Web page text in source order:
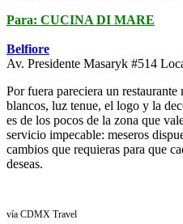
Para: CUCINA DI MARE
Belfiore
Av. Presidente Masaryk #514
Por fuera pareciera un
blancos, luz tenue, el logo y la
es de los pocos de la zona que
servicio impecable: meseros
cambios que requieras para que
deseas.
vía CDMX Travel